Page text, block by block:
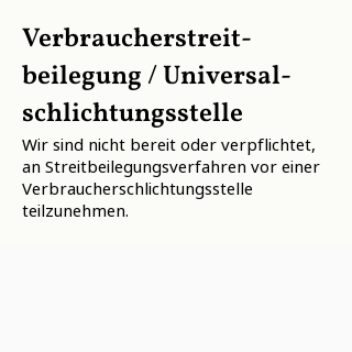
Verbraucher­streit­
beilegung / Universal­
schlichtungs­stelle
Wir sind nicht bereit oder verpflichtet,
an Streitbeilegungsverfahren vor einer
Verbraucherschlichtungsstelle
teilzunehmen.